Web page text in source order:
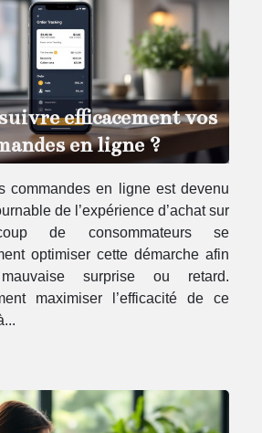
efficacement vos
en ligne ?
commandes en ligne est devenu
de l’expérience d’achat sur
de consommateurs se
optimiser cette démarche afin
surprise ou retard.
maximiser l’efficacité de ce